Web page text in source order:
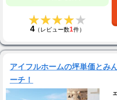
★★★★★
★★★★★
4（レビュー数1件）
アイフルホームの坪単価とみ
ーチ！